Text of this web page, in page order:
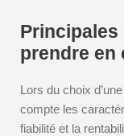
prendre en
Lors du choix
compte les
fiabilité et la